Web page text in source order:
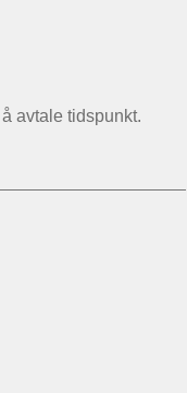
avtale tidspunkt.